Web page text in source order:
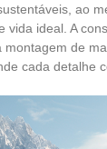
ao
vida ideal. A
de
cada detalhe